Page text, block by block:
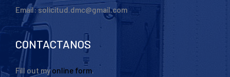
Email: solicitud.dmc@gmail.com
CONTACTANOS
Fill out my online form.